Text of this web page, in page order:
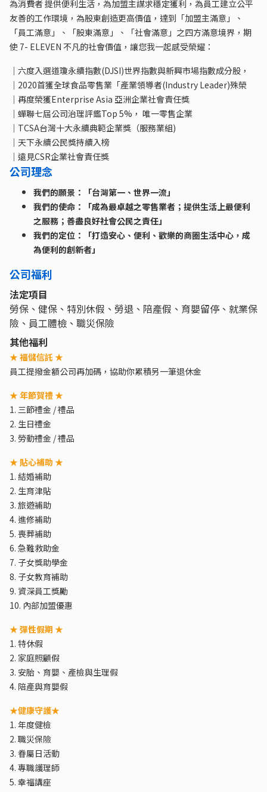
為消費者 提供便利生活，為加盟主謀求穩定獲利，為員工建立公平
友善的工作環境，為股東創造更高價值，達到「加盟主滿意」、
「員工滿意」、「股東滿意」、「社會滿意」之四方滿意境界，期
使 7- ELEVEN 不凡的社會價值，讓您我一起感受榮耀：
｜六度入選道瓊永續指數(DJSI)世界指數與新興市場指數成分股，
｜2020首獲全球食品零售業「產業領導者(Industry Leader)殊榮
｜再度榮獲Enterprise Asia 亞洲企業社會責任獎
｜蟬聯七屆公司治理評鑑Top 5%， 唯一零售企業
｜TCSA台灣十大永續典範企業獎（服務業組)
｜天下永續公民獎持續入榜
｜遠見CSR企業社會責任獎
公司理念
我們的願景：「台灣第一、世界一流」
我們的使命：「成為最卓越之零售業者；提供生活上最便利
之服務；善盡良好社會公民之責任」
我們的定位：「打造安心、便利、歡樂的商圈生活中心，成
為便利的創新者」
公司福利
法定項目
勞保、健保、特別休假、勞退、陪產假、育嬰留停、就業保
險、員工體檢、職災保險
其他福利
★ 福儲信託 ★
員工提撥金額公司再加碼，協助你累積另一筆退休金
★ 年節賀禮 ★
1. 三節禮金 / 禮品
2. 生日禮金
3. 勞動禮金 / 禮品
★ 貼心補助 ★
1. 結婚補助
2. 生育津貼
3. 旅遊補助
4. 進修補助
5. 喪葬補助
6. 急難救助金
7. 子女獎助學金
8. 子女教育補助
9. 資深員工獎勵
10. 內部加盟優惠
★ 彈性假期 ★
1. 特休假
2. 家庭照顧假
3. 安胎、育嬰、產檢與生理假
4. 陪產與育嬰假
★健康守護★
1. 年度健檢
2. 職災保險
3. 眷屬日活動
4. 專職護理師
5. 幸福講座